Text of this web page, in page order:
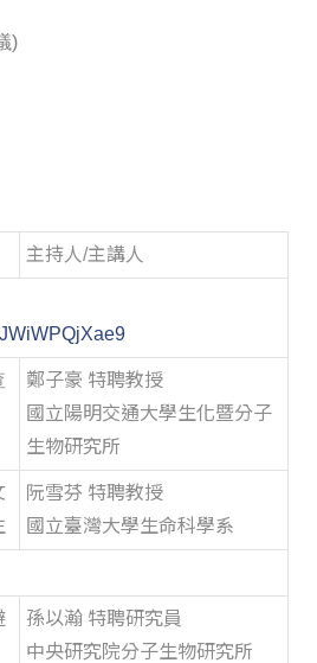
)
主持人/主講人
鄭子豪 特聘教授
國立陽明交通大學生化暨分子
生物研究所
阮雪芬 特聘教授
國立臺灣大學生命科學系
孫以瀚 特聘研究員
中央研究院分子生物研究所